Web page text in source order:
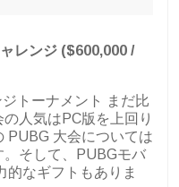
レンジ ($600,000 /
トーナメント
まだ比
人気はPC版を上回り
PUBG 大会については
そして、PUBGモバ
的なギフトもありま